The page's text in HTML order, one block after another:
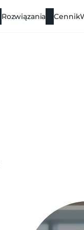
Rozwiązania Cennik